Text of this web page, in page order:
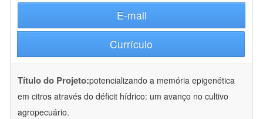
E-mail
Currículo
Título do Projeto:potencializando a memória epigenética
em citros através do déficit hídrico: um avanço no cultivo
agropecuário.